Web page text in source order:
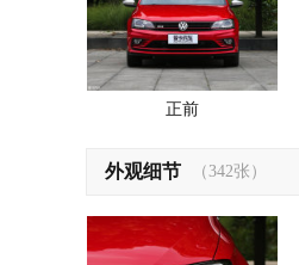
正前
外观细节 （342张）